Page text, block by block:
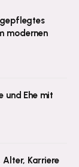
modernen
und Ehe mit
Karriere